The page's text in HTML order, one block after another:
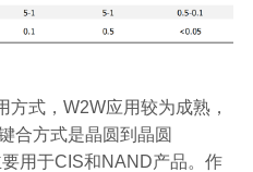
式，W2W应用较为成熟，
合方式是晶圆到晶圆
用于CIS和NAND产品。作